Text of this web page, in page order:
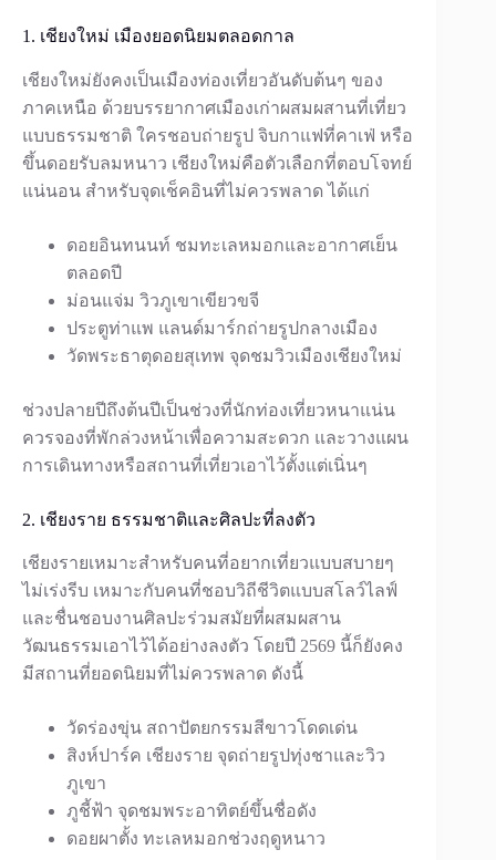
1. เชียงใหม่ เมืองยอดนิยมตลอดกาล
เชียงใหม่ยังคงเป็นเมืองท่องเที่ยวอันดับต้นๆ ของ
ภาคเหนือ ด้วยบรรยากาศเมืองเก่าผสมผสานที่เที่ยว
แบบธรรมชาติ ใครชอบถ่ายรูป จิบกาแฟที่คาเฟ่ หรือ
ขึ้นดอยรับลมหนาว เชียงใหม่คือตัวเลือกที่ตอบโจทย์
แน่นอน สำหรับจุดเช็คอินที่ไม่ควรพลาด ได้แก่
ดอยอินทนนท์ ชมทะเลหมอกและอากาศเย็น
ตลอดปี
ม่อนแจ่ม วิวภูเขาเขียวขจี
ประตูท่าแพ แลนด์มาร์กถ่ายรูปกลางเมือง
วัดพระธาตุดอยสุเทพ จุดชมวิวเมืองเชียงใหม่
ช่วงปลายปีถึงต้นปีเป็นช่วงที่นักท่องเที่ยวหนาแน่น
ควรจองที่พักล่วงหน้าเพื่อความสะดวก และวางแผน
การเดินทางหรือสถานที่เที่ยวเอาไว้ตั้งแต่เนิ่นๆ
2. เชียงราย ธรรมชาติและศิลปะที่ลงตัว
เชียงรายเหมาะสำหรับคนที่อยากเที่ยวแบบสบายๆ
ไม่เร่งรีบ เหมาะกับคนที่ชอบวิถีชีวิตแบบสโลว์ไลฟ์
และชื่นชอบงานศิลปะร่วมสมัยที่ผสมผสาน
วัฒนธรรมเอาไว้ได้อย่างลงตัว โดยปี 2569 นี้ก็ยังคง
มีสถานที่ยอดนิยมที่ไม่ควรพลาด ดังนี้
วัดร่องขุ่น สถาปัตยกรรมสีขาวโดดเด่น
สิงห์ปาร์ค เชียงราย จุดถ่ายรูปทุ่งชาและวิว
ภูเขา
ภูชี้ฟ้า จุดชมพระอาทิตย์ขึ้นชื่อดัง
ดอยผาตั้ง ทะเลหมอกช่วงฤดูหนาว